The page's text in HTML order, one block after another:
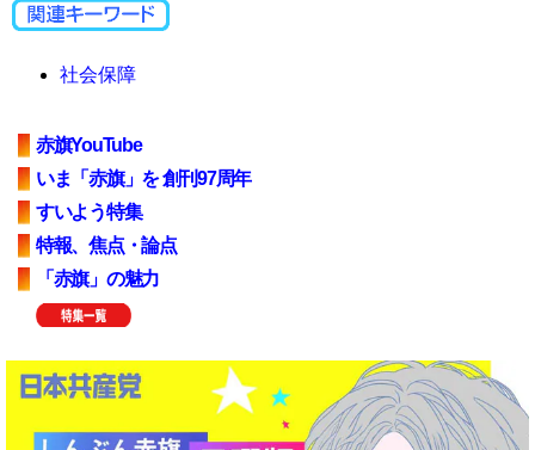
社会保障
赤旗YouTube
いま「赤旗」を 創刊97周年
すいよう特集
特報、焦点・論点
「赤旗」の魅力